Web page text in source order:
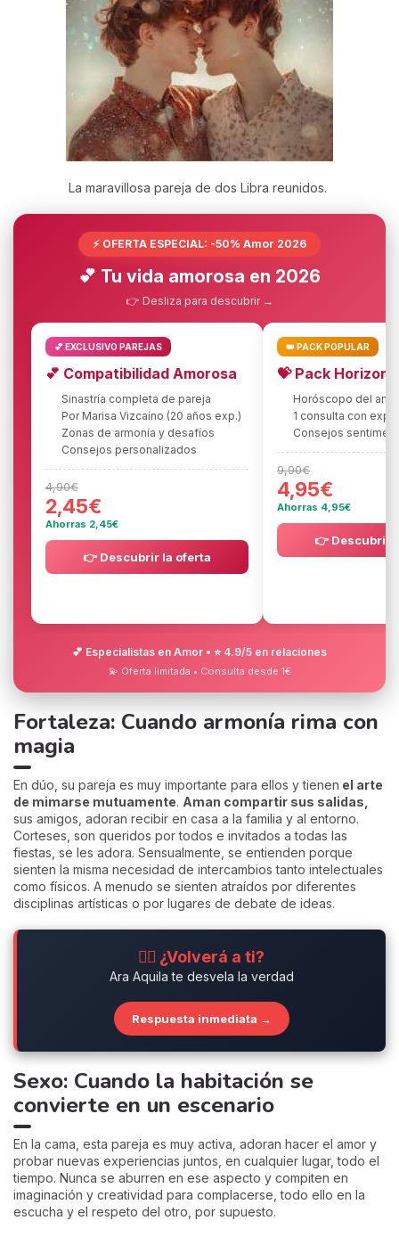
La maravillosa pareja de dos Libra reunidos.
⚡ OFERTA ESPECIAL: -50% Amor 2026
💕 Tu vida amorosa en 2026
👉 Desliza para descubrir →
💕 EXCLUSIVO PAREJAS
💕 Compatibilidad Amorosa
Sinastría completa de pareja
Por Marisa Vizcaíno (20 años exp.)
Zonas de armonía y desafíos
Consejos personalizados
4,90€
2,45€
Ahorras 2,45€
👉 Descubrir la oferta
👑 PACK POPULAR
💝 Pack
Horóscopo del
1 consulta con
Consejos
9,90€
4,95€
Ahorras 4,95€
👉 Descubrir
💕 Especialistas en Amor • ⭐ 4.9/5 en relaciones
💫 Oferta limitada • Consulta desde 1€
Fortaleza: Cuando armonía rima con
magia
En dúo, su pareja es muy importante para ellos y tienen el arte
de mimarse mutuamente. Aman compartir sus salidas,
sus amigos, adoran recibir en casa a la familia y al entorno.
Corteses, son queridos por todos e invitados a todas las
fiestas, se les adora. Sensualmente, se entienden porque
sienten la misma necesidad de intercambios tanto intelectuales
como físicos. A menudo se sienten atraídos por diferentes
disciplinas artísticas o por lugares de debate de ideas.
❤️‍🔥 ¿Volverá a ti?
Ara Aquila te desvela la verdad
Respuesta inmediata →
Sexo: Cuando la habitación se
convierte en un escenario
En la cama, esta pareja es muy activa, adoran hacer el amor y
probar nuevas experiencias juntos, en cualquier lugar, todo el
tiempo. Nunca se aburren en ese aspecto y compiten en
imaginación y creatividad para complacerse, todo ello en la
escucha y el respeto del otro, por supuesto.